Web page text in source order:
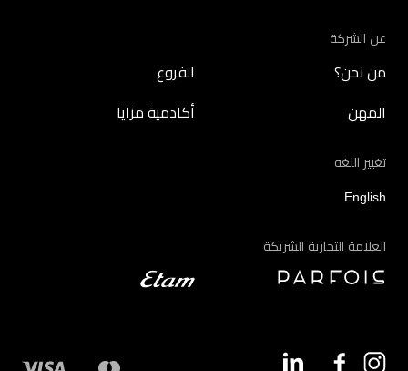
عن الشركة
من نحن؟ الفروع
المهن أكادمية مزايا
تغيير اللغه
English
العلامة التجارية الشريكة